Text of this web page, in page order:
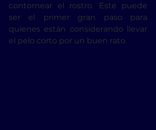
contornear el rostro. Este puede
ser el primer gran paso para
quienes están considerando llevar
el pelo corto por un buen rato.